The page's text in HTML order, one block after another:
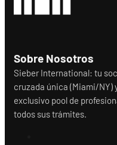
Sobre Nosotros
Sieber International: tu
cruzada única (Miami/NY)
exclusivo pool de
todos sus trámites.